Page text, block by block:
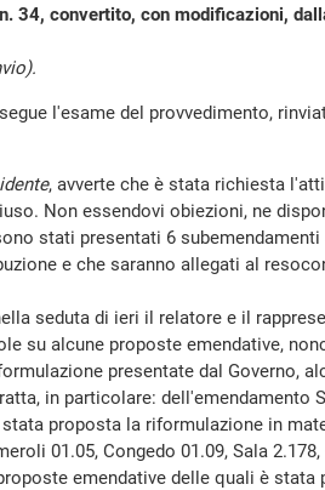
34, convertito, con modificazioni,
l'esame del provvedimento,
, avverte che è stata richiesta
Non essendovi obiezioni, ne
stati presentati 6 subemendamenti
e che saranno allegati al
seduta di ieri il relatore e il
su alcune proposte emendative,
presentate dal Governo,
in particolare: dell'emendamento
proposta la riformulazione in
01.05, Congedo 01.09, Sala
emendative delle quali è